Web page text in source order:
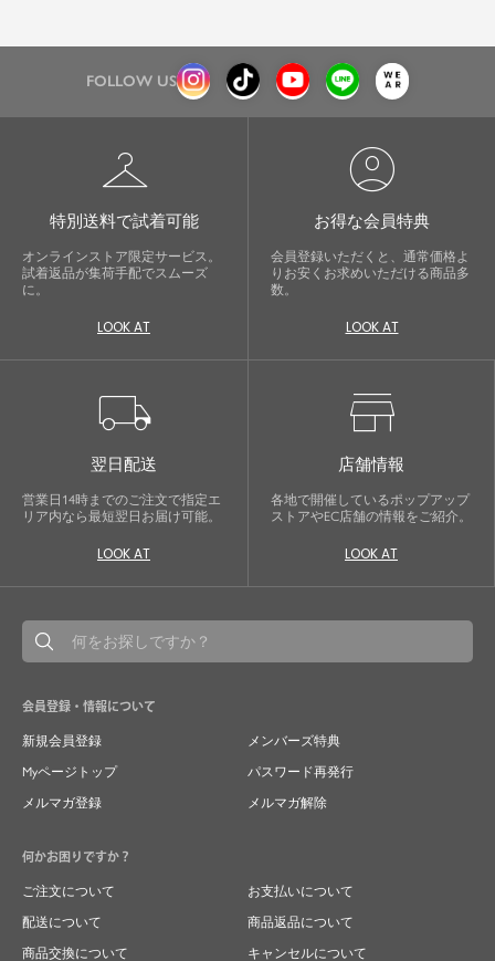
FOLLOW US
checkroom
特別送料で試着可能
オンラインストア限定サービス。
試着返品が集荷手配でスムーズ
に。
LOOK AT
account_circle
お得な会員特典
会員登録いただくと、通常価格よ
りお安くお求めいただける商品多
数。
LOOK AT
local_shipping
翌日配送
営業日14時までのご注文で指定エ
リア内なら最短翌日お届け可能。
LOOK AT
store
店舗情報
各地で開催しているポップアップ
ストアやEC店舗の情報をご紹介。
LOOK AT
会員登録・情報について
新規会員登録
メンバーズ特典
Myページトップ
パスワード再発行
メルマガ登録
メルマガ解除
何かお困りですか？
ご注文について
お支払いについて
配送について
商品返品について
商品交換について
キャンセルについて